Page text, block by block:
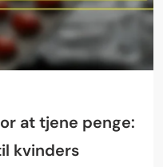
at tjene penge:
kvinders